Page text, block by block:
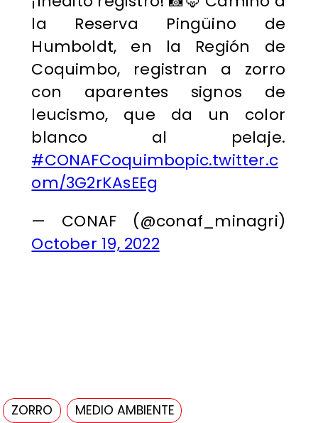
la Reserva Pingüino de
Humboldt, en la Región de
Coquimbo, registran a zorro
con aparentes signos de
leucismo, que da un color
blanco al pelaje.
#CONAFCoquimbopic.twitter.c
om/3G2rKAsEEg
— CONAF (@conaf_minagri)
October 19, 2022
ZORRO
MEDIO AMBIENTE